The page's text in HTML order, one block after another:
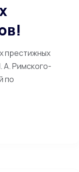
престижных
А. Римского-
по